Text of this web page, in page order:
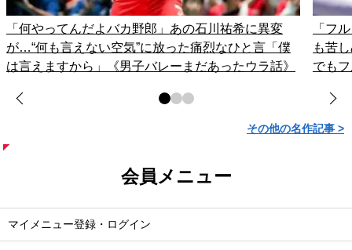
「何やってんだよバカ野郎」あの石川祐希に異変
が…“何も言えない空気”に放った痛烈なひと言「僕
は言えますから」《男子バレーまだあったウラ話》
「フ
も苦
でも
その他の名作記事 >
会員メニュー
マイメニュー登録・ログイン